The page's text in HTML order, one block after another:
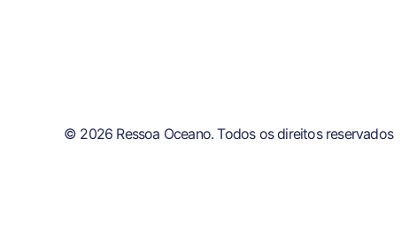
© 2026 Ressoa Oceano. Todos os direitos reservados